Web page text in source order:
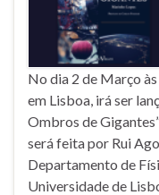
No dia 2 de Março
em Lisboa, irá ser
Ombros de
será feita por Rui
Departamento de
Universidade de